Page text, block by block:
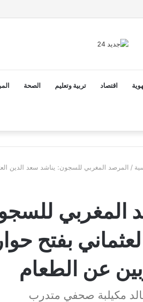
اقتصاد تربية وتعليم الصحة
/ المرصد المغربي للسجون: يناشد سعد الدين
المغربي
بفتح
عن الطعام